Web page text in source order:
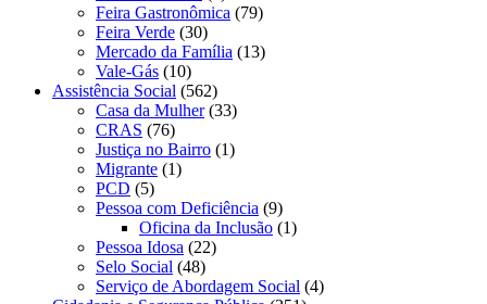
Feira Gastronômica (79)
Feira Verde (30)
Mercado da Família (13)
Vale-Gás (10)
Assistência Social (562)
Casa da Mulher(33)
CRAS (76)
Justiça no Bairro (1)
Migrante (1)
PCD (5)
Pessoa com Deficiência (9)
Oficina da Inclusão (1)
Pessoa Idosa (22)
Selo Social (48)
Serviço de Abordagem Social (4)